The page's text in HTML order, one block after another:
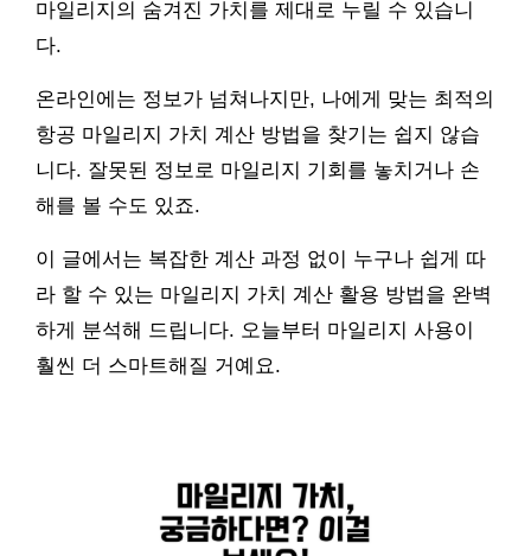
마일리지의 숨겨진 가치를 제대로 누릴 수 있습니
다.
온라인에는 정보가 넘쳐나지만, 나에게 맞는 최적의
항공 마일리지 가치 계산 방법을 찾기는 쉽지 않습
니다. 잘못된 정보로 마일리지 기회를 놓치거나 손
해를 볼 수도 있죠.
이 글에서는 복잡한 계산 과정 없이 누구나 쉽게 따
라 할 수 있는 마일리지 가치 계산 활용 방법을 완벽
하게 분석해 드립니다. 오늘부터 마일리지 사용이
훨씬 더 스마트해질 거예요.